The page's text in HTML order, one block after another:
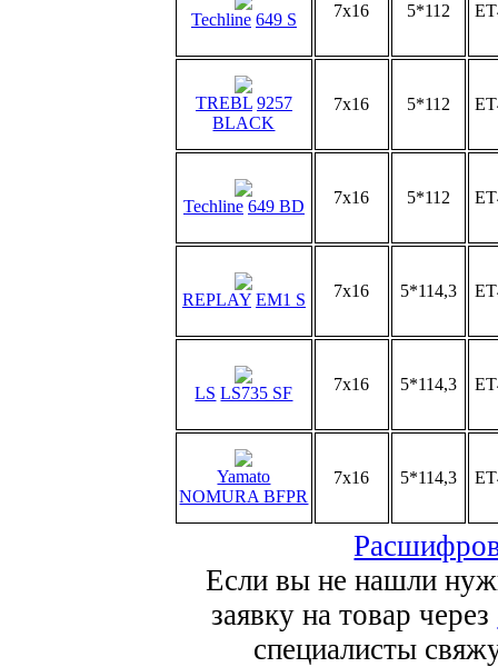
Techline 649 S 7x16 5*112
TREBL 9257
BLACK
7x16 5*112
Techline 649 BD 7x16 5*112
REPLAY EM1 S 7x16 5*114,3
LS LS735 SF 7x16 5*114,3
Yamato
NOMURA BFPR
7x16 5*114,3
Если вы не нашли
заявку на товар через
специалисты